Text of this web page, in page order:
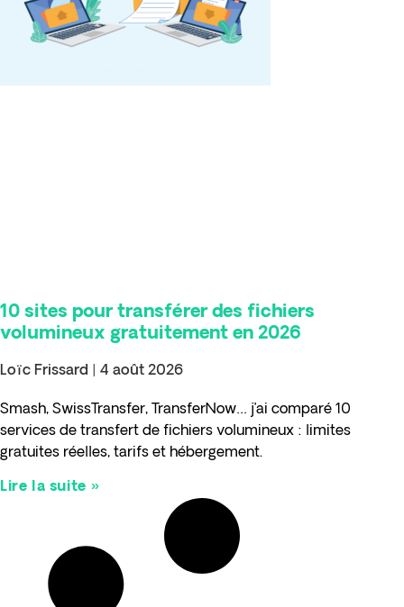
10 sites pour transférer des fichiers
volumineux gratuitement en 2026
Loïc Frissard 4 août 2026
Smash, SwissTransfer, TransferNow… j’ai comparé 10
services de transfert de fichiers volumineux : limites
gratuites réelles, tarifs et hébergement.
Lire la suite »